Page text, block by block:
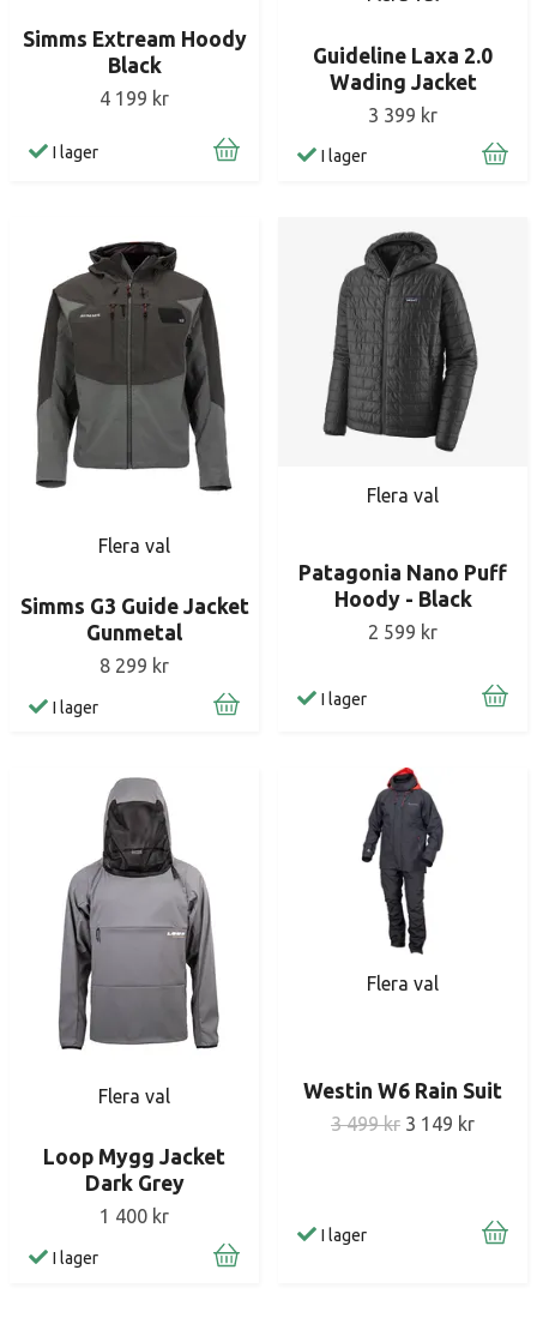
Simms Extream Hoody
Black
4 199 kr
I lager
Guideline Laxa 2.0
Wading Jacket
3 399 kr
I lager
Flera val
Simms G3 Guide Jacket
Gunmetal
8 299 kr
I lager
Flera val
Patagonia Nano Puff
Hoody - Black
2 599 kr
I lager
Flera val
Loop Mygg Jacket
Dark Grey
1 400 kr
I lager
Flera val
Westin W6 Rain Suit
3 499 kr 3 149 kr
I lager